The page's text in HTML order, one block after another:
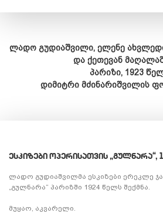
ლადო გუდიაშვილი, ელენე
და ქეთევან
პარიზი, 1923
დიმიტრი მძინარიშვილის
ᲔᲡᲙᲘᲖᲔᲑᲘ ᲝᲞᲔᲠᲘᲡᲐᲗᲕᲘᲡ „ᲒᲣᲚᲜᲐᲠᲐ“,
ლადო გუდიაშვილმა ესკიზები ერეკლე
„გულნარა“ პარიზში 1924 წელს შექმნა.
მუყაო, აკვარელი.